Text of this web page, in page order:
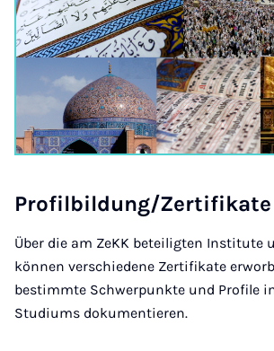
Pro­fil­bil­dung/Zer­ti­fi­ka­te
Über die am ZeKK beteiligten Institute
können verschiedene Zertifikate
bestimmte Schwerpunkte und Profile
Studiums dokumentieren.